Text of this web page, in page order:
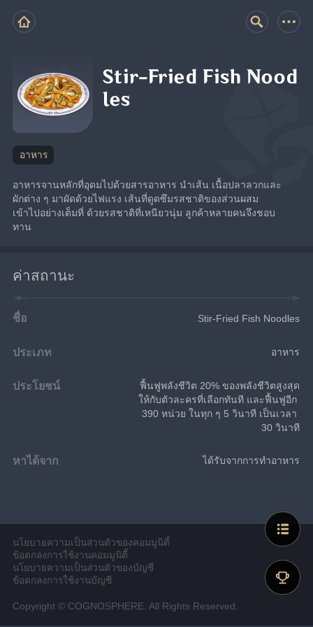
Stir-Fried Fish Nood
les
อาหาร
อาหารจานหลักที่อุดมไปด้วยสารอาหาร นำเส้น เนื้อปลาลวกและ
ผักต่าง ๆ มาผัดด้วยไฟแรง เส้นที่ดูดซึมรสชาติของส่วนผสม
เข้าไปอย่างเต็มที่ ด้วยรสชาติที่เหนียวนุ่ม ลูกค้าหลายคนจึงชอบ
ทาน
ค่าสถานะ
ชื่อ Stir-Fried Fish Noodles
ประเภท อาหาร
ประโยชน์
ฟื้นฟูพลังชีวิต 20% ของพลังชีวิตสูงสุด
ให้กับตัวละครที่เลือกทันที และฟื้นฟูอีก
390 หน่วย ในทุก ๆ 5 วินาที เป็นเวลา
30 วินาที
หาได้จาก ได้รับจากการทำอาหาร
นโยบายความเป็นส่วนตัวของคอมมูนิตี้
ข้อตกลงการใช้งานคอมมูนิตี้
นโยบายความเป็นส่วนตัวของบัญชี
ข้อตกลงการใช้งานบัญชี
Copyright © COGNOSPHERE. All Rights Reserved.